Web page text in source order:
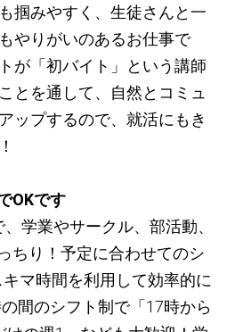
掴みやすく、生徒さんと一
やりがいのあるお仕事で
が「初バイト」という講師
とを通して、自然とコミュ
ップするので、就活にもき
OKです
学業やサークル、部活動、
ちり！予定に合わせてのシ
マ時間を利用して効率的に
間のシフト制で「17時から